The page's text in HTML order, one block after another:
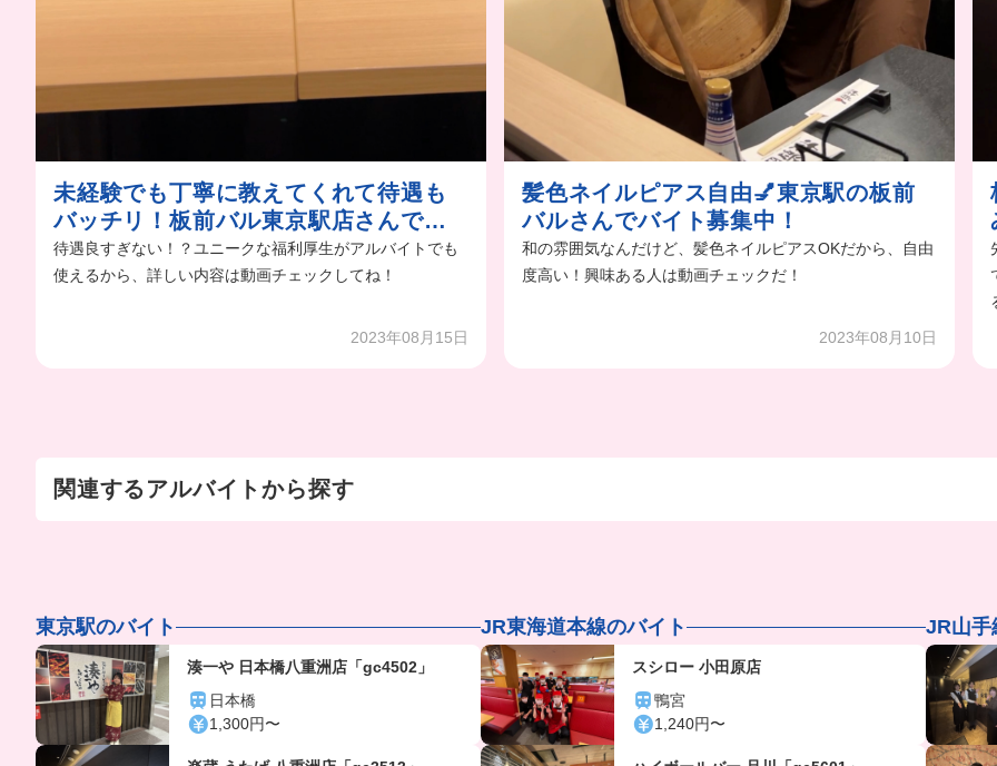
未経験でも丁寧に教えてくれて待遇も
バッチリ！板前バル東京駅店さんでア
ルバイト募集中！
待遇良すぎない！？ユニークな福利厚生がアルバイトでも
使えるから、詳しい内容は動画チェックしてね！
2023年08月15日
髪色ネイルピアス自由💅東京駅の板前
バルさんでバイト募集中！
和の雰囲気なんだけど、髪色ネイルピアスOKだから、自由
度高い！興味ある人は動画チェックだ！
2023年08月10日
関連するアルバイトから探す
東京駅のバイト
湊一や 日本橋八重洲店「gc4502」
日本橋
1,300円〜
JR東海道本線のバイト
スシロー 小田原店
鴨宮
1,240円〜
JR山手